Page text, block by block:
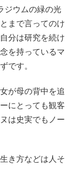
ジウムの緑の光
まで言ってのけ
分は研究を続け
を持っているマ
です。
が母の背中を追
にとっても観客
は史実でもノー
き方などは人そ